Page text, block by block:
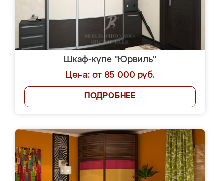
Шкаф-купе "Юрвиль"
Цена: от 85 000 руб.
ПОДРОБНЕЕ